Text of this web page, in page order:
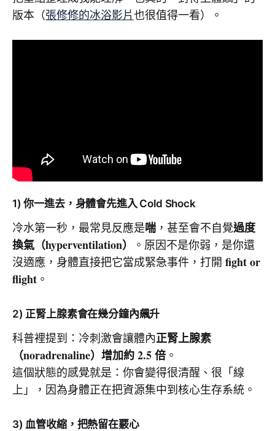
版本（張修修的冰浴影片也很值得一看）。
1) 你一進去，身體會先進入 Cold Shock
冷水第一秒，最常見反應是喘 ，甚至會不自覺過度
換氣（hyperventilation）
。原因不是你弱，是你還
沒適應，身體直接把它當成緊急事件，打開 fight or
flight 。
2) 正腎上腺素會在幾分鐘內飆升
科普裡提到：冷刺激會讓體內正腎上腺素
（noradrenaline）增加約 2.5 倍 。
這個狀態的感覺就是：你會變得很清醒、很「線
上」，因為身體正在把資源集中到核心生存系統。
3) 血管收縮，把熱留在覈心